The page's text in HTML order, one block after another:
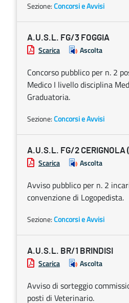
Sezione:Concorsi e Avvisi
A.U.S.L. FG/3 FOGGIA
Scarica Ascolta
Concorso pubblico per n. 2
Medico I livello disciplina
Graduatoria.
Sezione:Concorsi e Avvisi
A.U.S.L. FG/2 CERIGNOLA
Scarica Ascolta
Avviso pubblico per n. 2
convenzione di Logopedista.
Sezione:Concorsi e Avvisi
A.U.S.L. BR/1 BRINDISI
Scarica Ascolta
Avviso di sorteggio
posti di Veterinario.